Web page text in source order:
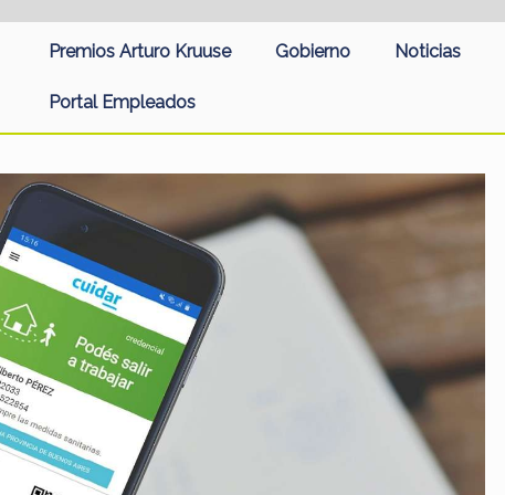
Premios Arturo Kruuse Gobierno Noticias
Portal Empleados